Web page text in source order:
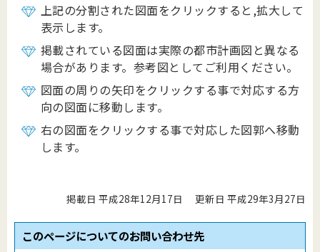
上記の分割された図面をクリックすると,拡大して
表示します。
掲載されている図面は実際の都市計画図と異なる
場合があります。参考図としてご利用ください。
図面の周りの矢印をクリックする事で対応する方
向の図面に移動します。
右の図面をクリックする事で対応した図郭へ移動
します。
掲載日 平成28年12月17日 更新日 平成29年3月27日
このページについてのお問い合わせ先